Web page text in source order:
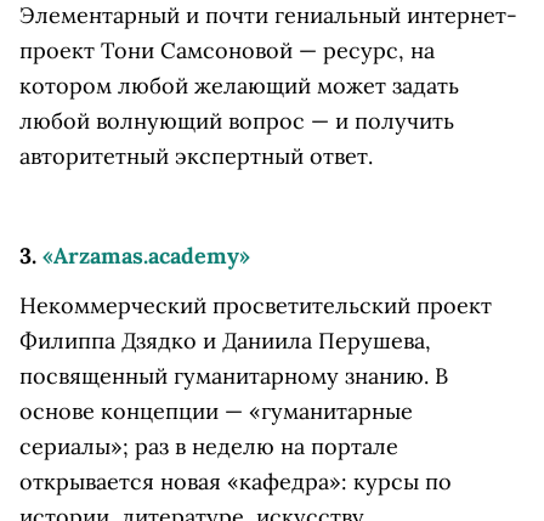
Элементарный и почти гениальный интернет-
проект Тони Самсоновой — ресурс, на
котором любой желающий может задать
любой волнующий вопрос — и получить
авторитетный экспертный ответ.
3. «Arzamas.academy»
Некоммерческий просветительский проект
Филиппа Дзядко и Даниила Перушева,
посвященный гуманитарному знанию. В
основе концепции — «гуманитарные
сериалы»; раз в неделю на портале
открывается новая «кафедра»: курсы по